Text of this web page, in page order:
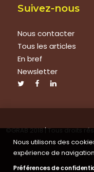
Suivez-nous
Nous contacter
Tous les articles
En bref
Newsletter
©GRAB 2018 | Tous droits
Nous utilisons des
expérience de
Préférences de